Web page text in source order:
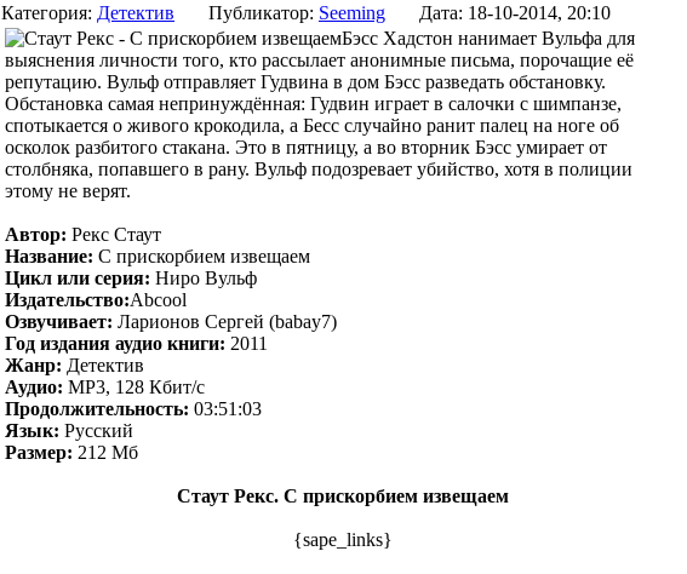
Категория: Детектив Публикатор: Seeming Дата: 18-10-2014, 20:10
Бэсс Хадстон нанимает Вульфа для
выяснения личности того, кто рассылает анонимные письма, порочащие её
репутацию. Вульф отправляет Гудвина в дом Бэсс разведать обстановку.
Обстановка самая непринуждённая: Гудвин играет в салочки с шимпанзе,
спотыкается о живого крокодила, а Бесс случайно ранит палец на ноге об
осколок разбитого стакана. Это в пятницу, а во вторник Бэсс умирает от
столбняка, попавшего в рану. Вульф подозревает убийство, хотя в полиции
этому не верят.
Автор: Рекс Стаут
Название: С прискорбием извещаем
Цикл или серия: Ниро Вульф
Издательство:Abcool
Озвучивает: Ларионов Сергей (babay7)
Год издания аудио книги: 2011
Жанр: Детектив
Аудио: MP3, 128 Кбит/с
Продолжительность: 03:51:03
Язык: Русский
Размер: 212 Мб
Стаут Рекс. С прискорбием извещаем
{sape_links}